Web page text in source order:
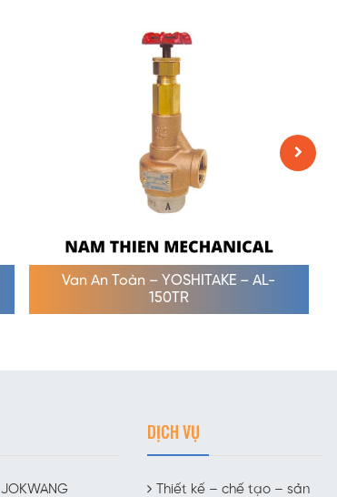
Van An Toàn – YOSHITAKE – AL-
150TR
JOKWANG
DỊCH VỤ
Thiết kế – chế tạo – sản